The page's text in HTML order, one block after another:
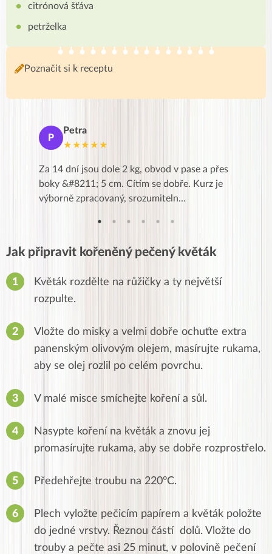
citrónová šťáva
petrželka
Poznačit si k receptu
P
Petra
★★★★★
Za 14 dní jsou dole 2 kg, obvod v pase a přes
boky &#8211; 5 cm. Cítím se dobře. Kurz je
výborně zpracovaný, srozumiteln…
Jak připravit kořeněný pečený květák
Květák rozdělte na růžičky a ty největší
rozpulte.
Vložte do misky a velmi dobře ochuťte extra
panenským olivovým olejem, masírujte rukama,
aby se olej rozlil po celém povrchu.
V malé misce smíchejte koření a sůl.
Nasypte koření na květák a znovu jej
promasírujte rukama, aby se dobře rozprostřelo.
Předehřejte troubu na 220°C.
Plech vyložte pečicím papírem a květák položte
do jedné vrstvy. Řeznou částí dolů. Vložte do
trouby a pečte asi 25 minut, v polovině pečení